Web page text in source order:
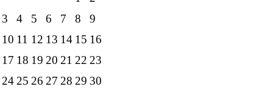
3
4 5 6 7 8
9
10 11 12 13 14 15 16
17 18 19 20 21 22 23
24 25 26 27 28 29 30